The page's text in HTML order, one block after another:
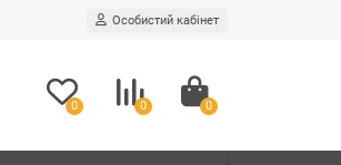
Особистий кабінет
0 0 0